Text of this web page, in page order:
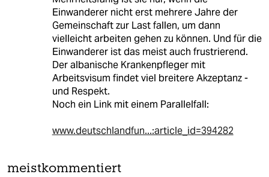
Einwanderer nicht erst mehrere Jahre der
Gemeinschaft zur Last fallen, um dann
vielleicht arbeiten gehen zu können. Und für die
Einwanderer ist das meist auch frustrierend.
Der albanische Krankenpfleger mit
Arbeitsvisum findet viel breitere Akzeptanz -
und Respekt.
Noch ein Link mit einem Parallelfall:
www.deutschlandfun...:article_id=394282
meistkommentiert